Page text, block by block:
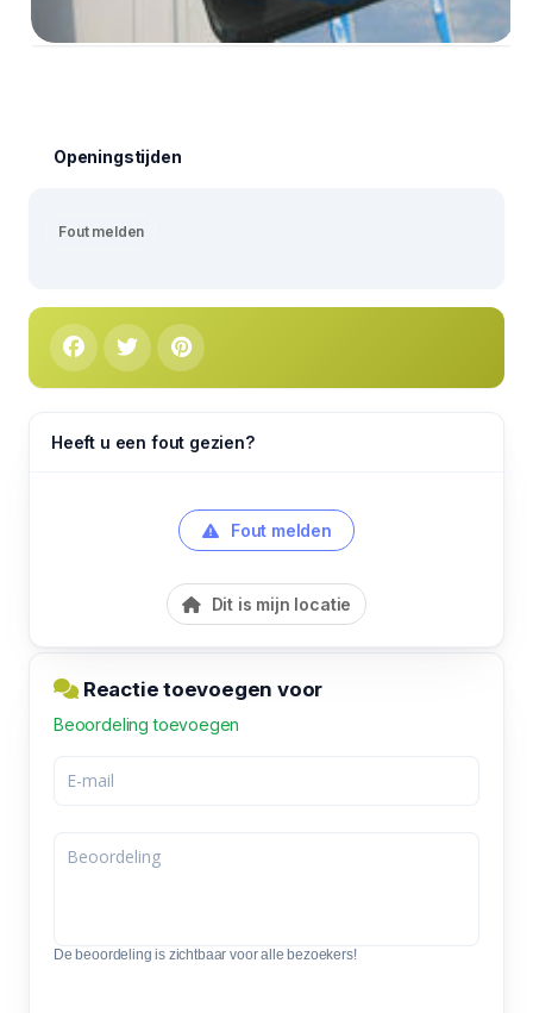
Openingstijden
Fout melden
Heeft u een fout gezien?
Fout melden
Dit is mijn locatie
Reactie toevoegen voor
Beoordeling toevoegen
De beoordeling is zichtbaar voor alle bezoekers!